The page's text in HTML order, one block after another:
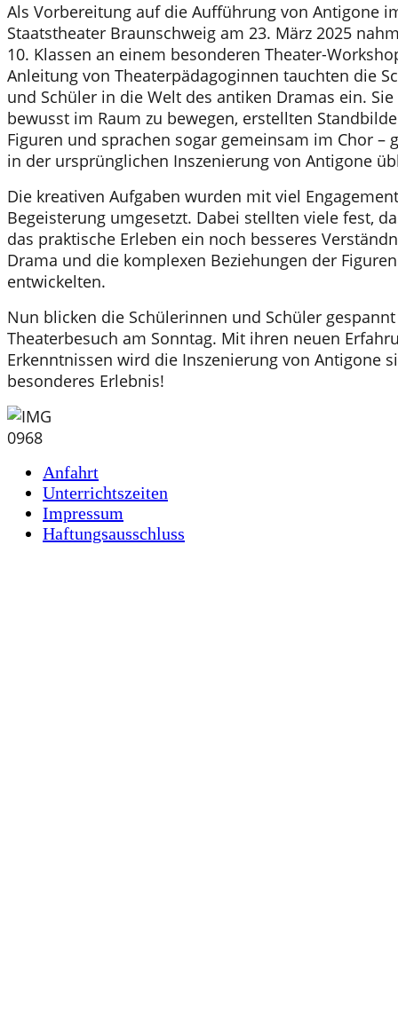
Als Vorbereitung auf die Aufführung von Antigone
Staatstheater Braunschweig am 23. März 2025
10. Klassen an einem besonderen Theater-
Anleitung von Theaterpädagoginnen tauchten die
und Schüler in die Welt des antiken Dramas ein.
bewusst im Raum zu bewegen, erstellten
Figuren und sprachen sogar gemeinsam im Chor –
in der ursprünglichen Inszenierung von Antigone
Die kreativen Aufgaben wurden mit viel
Begeisterung umgesetzt. Dabei stellten viele fest,
das praktische Erleben ein noch besseres
Drama und die komplexen Beziehungen der Figuren
entwickelten.
Nun blicken die Schülerinnen und Schüler
Theaterbesuch am Sonntag. Mit ihren neuen
Erkenntnissen wird die Inszenierung von Antigone
besonderes Erlebnis!
Anfahrt
Unterrichtszeiten
Impressum
Haftungsausschluss